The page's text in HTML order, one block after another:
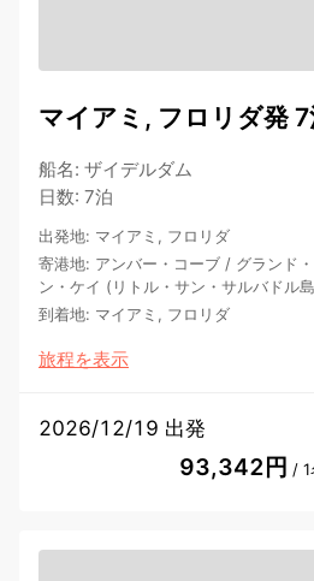
マイアミ, フロリダ発
船名: ザイデルダム
日数: 7泊
出発地: マイアミ, フロリダ
寄港地: アンバー・コーブ / グランド
ン・ケイ (リトル・サン・サルバドル
到着地: マイアミ, フロリダ
旅程を表示
2026/12/19 出発
93,342円 / 1